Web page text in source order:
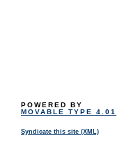
POWERED BY
MOVABLE TYPE 4.01
Syndicate this site (XML)